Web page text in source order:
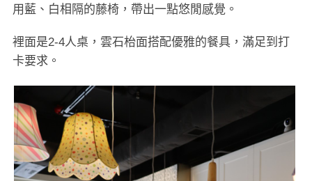
用藍、白相隔的藤椅，帶出一點悠閒感覺。
裡面是2-4人桌，雲石枱面搭配優雅的餐具，滿足到打
卡要求。